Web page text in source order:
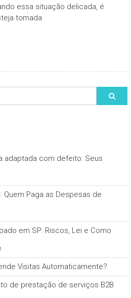
essa situação delicada, é
tomada
adaptada com defeito: Seus
Quem Paga as Despesas de
em SP: Riscos, Lei e Como
Visitas Automaticamente?
de prestação de serviços B2B